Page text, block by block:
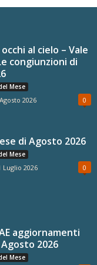
al cielo – Vale
congiunzioni di
Mese
2026 0
di Agosto 2026
Mese
Luglio 2026 0
aggiornamenti
2026
Mese